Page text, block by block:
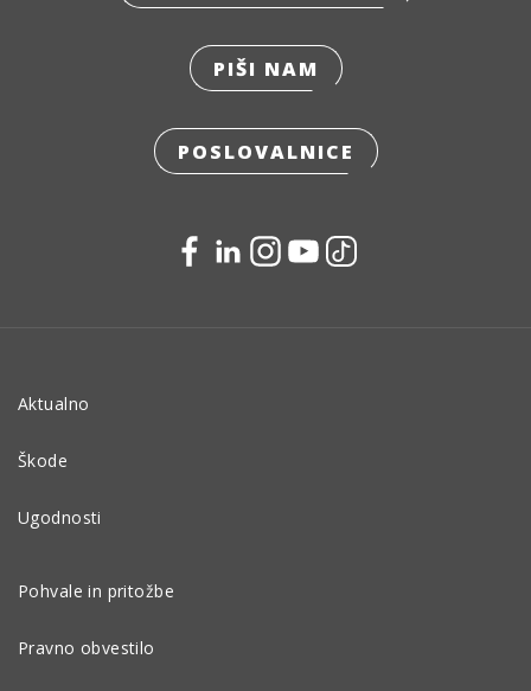
PIŠI NAM
POSLOVALNICE
Aktualno
Škode
Ugodnosti
Pohvale in pritožbe
Pravno obvestilo